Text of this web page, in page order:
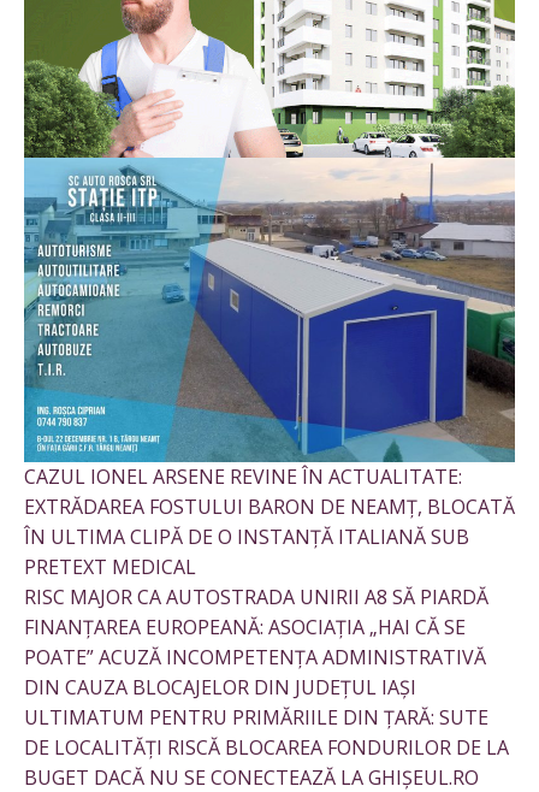
CAZUL IONEL ARSENE REVINE ÎN ACTUALITATE:
EXTRĂDAREA FOSTULUI BARON DE NEAMȚ, BLOCATĂ
ÎN ULTIMA CLIPĂ DE O INSTANȚĂ ITALIANĂ SUB
PRETEXT MEDICAL
RISC MAJOR CA AUTOSTRADA UNIRII A8 SĂ PIARDĂ
FINANȚAREA EUROPEANĂ: ASOCIAȚIA „HAI CĂ SE
POATE” ACUZĂ INCOMPETENȚA ADMINISTRATIVĂ
DIN CAUZA BLOCAJELOR DIN JUDEȚUL IAȘI
ULTIMATUM PENTRU PRIMĂRIILE DIN ȚARĂ: SUTE
DE LOCALITĂȚI RISCĂ BLOCAREA FONDURILOR DE LA
BUGET DACĂ NU SE CONECTEAZĂ LA GHIȘEUL.RO